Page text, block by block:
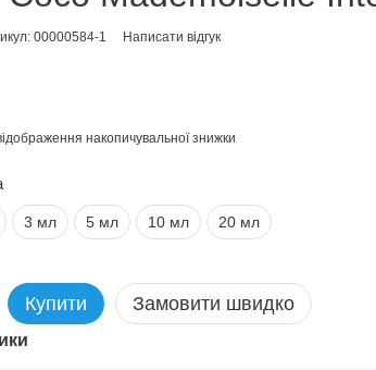
00000584-1 Написати відгук
накопичувальної знижки
3 мл 5 мл 10 мл 20 мл
Купити Замовити швидко